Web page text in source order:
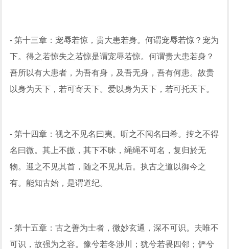
- 第十三章：宠辱若惊，贵大患若身。何谓宠辱若惊？宠为
下。得之若惊失之若惊是谓宠辱若惊。何谓贵大患若身？
吾所以有大患者，为吾有身，及吾无身，吾有何患。故贵
以身为天下，若可寄天下。爱以身为天下，若可托天下。
- 第十四章：视之不见名曰夷。听之不闻名曰希。抟之不得
名曰微。其上不皦，其下不昧，绳绳不可名，复归於无
物。迎之不见其首，随之不见其后。执古之道以御今之
有。能知古始，是谓道纪。
- 第十五章：古之善为士者，微妙玄通，深不可识。夫唯不
可识，故强为之容。豫兮若冬涉川；犹兮若畏四邻；俨兮